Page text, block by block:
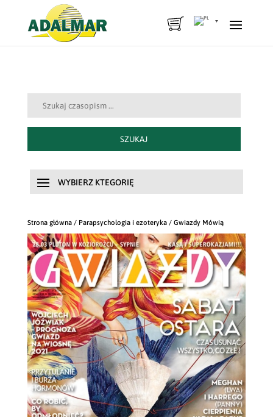
Strona główna/ Parapsychologia i ezoteryka/ Gwiazdy Mówią
SZUKAJ